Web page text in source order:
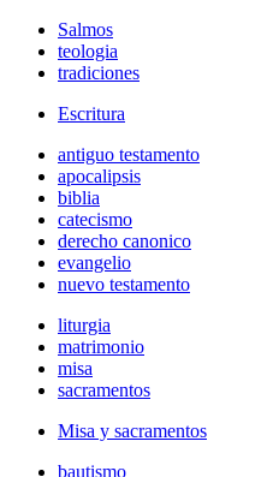
Salmos
teologia
tradiciones
Escritura
antiguo testamento
apocalipsis
biblia
catecismo
derecho canonico
evangelio
nuevo testamento
liturgia
matrimonio
misa
sacramentos
Misa y sacramentos
bautismo